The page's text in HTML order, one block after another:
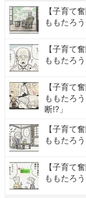
【子育て
ももたろ
【子育て
ももたろ
【子育て
ももたろ
断!?」
【子育て
ももたろ
【子育て
ももたろ